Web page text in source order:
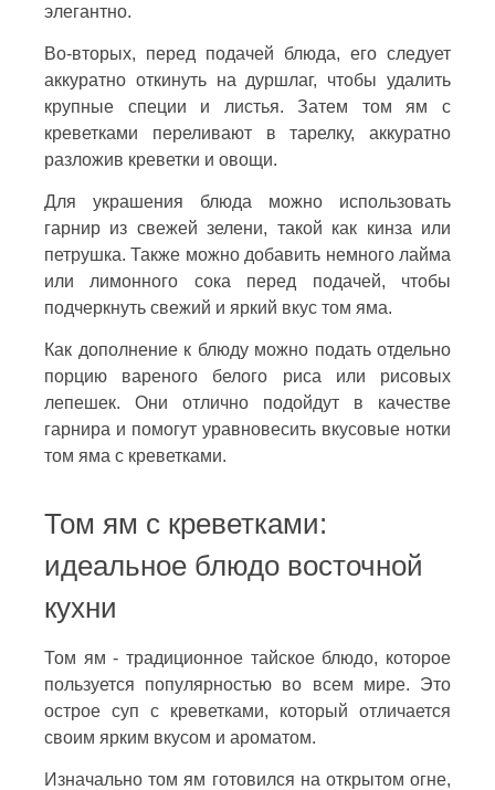
элегантно.
Во-вторых, перед подачей блюда, его следует
аккуратно откинуть на дуршлаг, чтобы удалить
крупные специи и листья. Затем том ям с
креветками переливают в тарелку, аккуратно
разложив креветки и овощи.
Для украшения блюда можно использовать
гарнир из свежей зелени, такой как кинза или
петрушка. Также можно добавить немного лайма
или лимонного сока перед подачей, чтобы
подчеркнуть свежий и яркий вкус том яма.
Как дополнение к блюду можно подать отдельно
порцию вареного белого риса или рисовых
лепешек. Они отлично подойдут в качестве
гарнира и помогут уравновесить вкусовые нотки
том яма с креветками.
Том ям с креветками:
идеальное блюдо восточной
кухни
Том ям - традиционное тайское блюдо, которое
пользуется популярностью во всем мире. Это
острое суп с креветками, который отличается
своим ярким вкусом и ароматом.
Изначально том ям готовился на открытом огне,